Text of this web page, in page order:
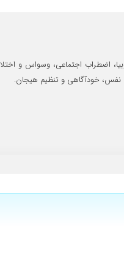
که از کودکی من هستش به اونا
اضطراب اجتماعی، وسواس و
نفس، خودآگاهی و تنظیم هیجان.